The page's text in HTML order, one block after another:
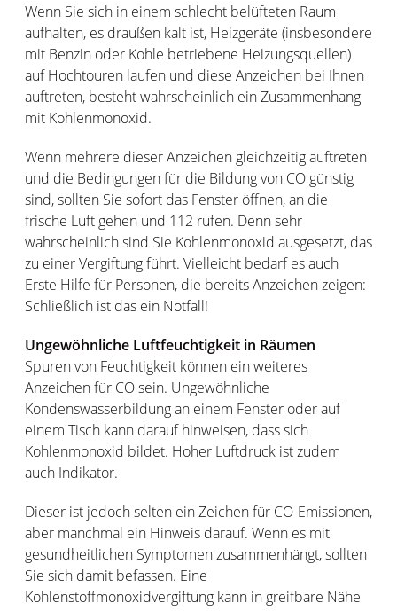
Wenn Sie sich in einem schlecht belüfteten Raum
aufhalten, es draußen kalt ist, Heizgeräte (insbesondere
mit Benzin oder Kohle betriebene Heizungsquellen)
auf Hochtouren laufen und diese Anzeichen bei Ihnen
auftreten, besteht wahrscheinlich ein Zusammenhang
mit Kohlenmonoxid.
Wenn mehrere dieser Anzeichen gleichzeitig auftreten
und die Bedingungen für die Bildung von CO günstig
sind, sollten Sie sofort das Fenster öffnen, an die
frische Luft gehen und 112 rufen. Denn sehr
wahrscheinlich sind Sie Kohlenmonoxid ausgesetzt, das
zu einer Vergiftung führt. Vielleicht bedarf es auch
Erste Hilfe für Personen, die bereits Anzeichen zeigen:
Schließlich ist das ein Notfall!
Ungewöhnliche Luftfeuchtigkeit in Räumen
Spuren von Feuchtigkeit können ein weiteres
Anzeichen für CO sein. Ungewöhnliche
Kondenswasserbildung an einem Fenster oder auf
einem Tisch kann darauf hinweisen, dass sich
Kohlenmonoxid bildet. Hoher Luftdruck ist zudem
auch Indikator.
Dieser ist jedoch selten ein Zeichen für CO-Emissionen,
aber manchmal ein Hinweis darauf. Wenn es mit
gesundheitlichen Symptomen zusammenhängt, sollten
Sie sich damit befassen. Eine
Kohlenstoffmonoxidvergiftung kann in greifbare Nähe